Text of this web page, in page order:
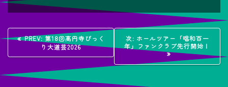
投
稿
PREV:過
去
の
投
第18回高円寺びっく
り大道芸2026
次: 次
の
投
ホールツアー「唱和百一
年」ファンクラブ先行開始！